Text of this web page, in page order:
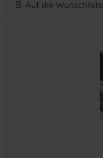
Auf die Wunschliste